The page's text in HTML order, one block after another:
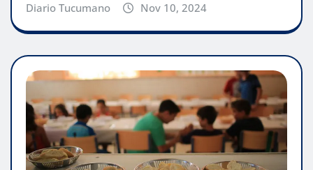
Diario Tucumano Nov 10, 2024